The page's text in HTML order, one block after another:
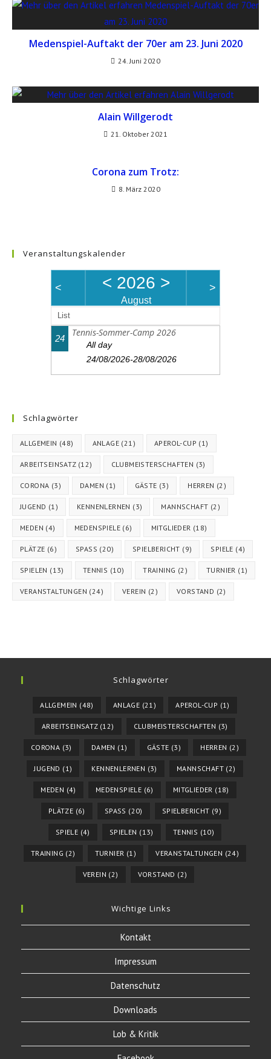
Medenspiel-Auftakt der 70er am 23. Juni 2020
24. Juni 2020
Alain Willgerodt
21. Oktober 2021
Corona zum Trotz:
8. März 2020
Veranstaltungskalender
< < 2026 >
August
>
List
24
Tennis-Sommer-Camp 2026
All day
24/08/2026-28/08/2026
Schlagwörter
ALLGEMEIN (48) ANLAGE (21) APEROL-CUP (1)
ARBEITSEINSATZ(12) CLUBMEISTERSCHAFTEN (3)
CORONA (3) DAMEN (1) GÄSTE (3) HERREN (2)
JUGEND (1) KENNENLERNEN (3) MANNSCHAFT (2)
MEDEN (4) MEDENSPIELE (6) MITGLIEDER (18)
PLÄTZE (6) SPASS (20) SPIELBERICHT (9) SPIELE (4)
SPIELEN (13) TENNIS (10) TRAINING (2) TURNIER (1)
VERANSTALTUNGEN (24) VEREIN (2) VORSTAND (2)
Schlagwörter
ALLGEMEIN (48) ANLAGE (21) APEROL-CUP (1)
ARBEITSEINSATZ(12) CLUBMEISTERSCHAFTEN (3)
CORONA (3) DAMEN (1) GÄSTE (3) HERREN (2)
JUGEND (1) KENNENLERNEN (3) MANNSCHAFT(2)
MEDEN (4) MEDENSPIELE (6) MITGLIEDER (18)
PLÄTZE (6) SPASS (20) SPIELBERICHT (9)
SPIELE (4) SPIELEN (13) TENNIS (10)
TRAINING (2) TURNIER (1) VERANSTALTUNGEN (24)
VEREIN (2) VORSTAND (2)
Wichtige Links
Kontakt
Impressum
Datenschutz
Downloads
Lob & Kritik